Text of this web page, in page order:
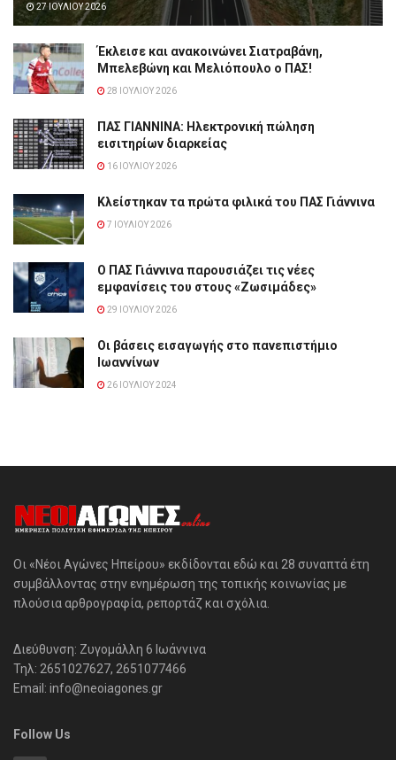
27 ΙΟΥΛΊΟΥ 2026
Έκλεισε και ανακοινώνει Σιατραβάνη,
Μπελεβώνη και Μελιόπουλο ο ΠΑΣ!
28 ΙΟΥΛΊΟΥ 2026
ΠΑΣ ΓΙΑΝΝΙΝΑ: Hλεκτρονική πώληση
εισιτηρίων διαρκείας
16 ΙΟΥΛΊΟΥ 2026
Κλείστηκαν τα πρώτα φιλικά του ΠΑΣ Γιάννινα
7 ΙΟΥΛΊΟΥ 2026
Ο ΠΑΣ Γιάννινα παρουσιάζει τις νέες
εμφανίσεις του στους «Ζωσιμάδες»
29 ΙΟΥΛΊΟΥ 2026
Οι βάσεις εισαγωγής στο πανεπιστήμιο
Ιωαννίνων
26 ΙΟΥΛΊΟΥ 2024
Οι «Νέοι Αγώνες Ηπείρου» εκδίδονται εδώ και 28 συναπτά έτη
συμβάλλοντας στην ενημέρωση της τοπικής κοινωνίας με
πλούσια αρθρογραφία, ρεπορτάζ και σχόλια.
Διεύθυνση: Ζυγομάλλη 6 Ιωάννινα
Τηλ: 2651027627, 2651077466
Email: info@neoiagones.gr
Follow Us